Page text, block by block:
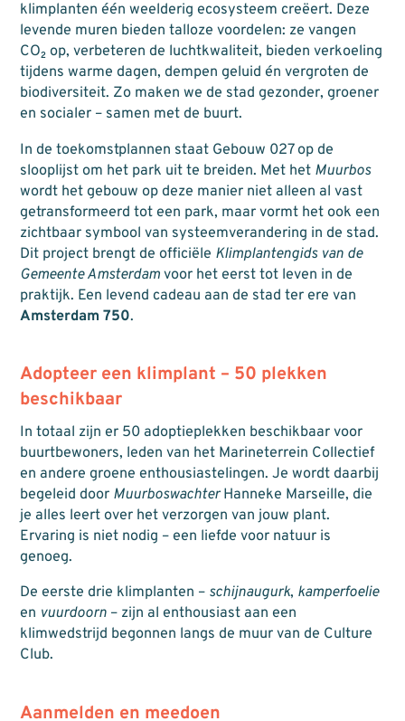
klimplanten één weelderig ecosysteem creëert. Deze
levende muren bieden talloze voordelen: ze vangen
CO₂ op, verbeteren de luchtkwaliteit, bieden verkoeling
tijdens warme dagen, dempen geluid én vergroten de
biodiversiteit. Zo maken we de stad gezonder, groener
en socialer – samen met de buurt.
In de toekomstplannen staat Gebouw 027 op de
slooplijst om het park uit te breiden. Met het Muurbos
wordt het gebouw op deze manier niet alleen al vast
getransformeerd tot een park, maar vormt het ook een
zichtbaar symbool van systeemverandering in de stad.
Dit project brengt de officiële Klimplantengids van de
Gemeente Amsterdamvoor het eerst tot leven in de
praktijk. Een levend cadeau aan de stad ter ere van
Amsterdam 750.
Adopteer een klimplant – 50 plekken
beschikbaar
In totaal zijn er 50 adoptieplekken beschikbaar voor
buurtbewoners, leden van het Marineterrein Collectief
en andere groene enthousiastelingen. Je wordt daarbij
begeleid door MuurboswachterHanneke Marseille, die
je alles leert over het verzorgen van jouw plant.
Ervaring is niet nodig – een liefde voor natuur is
genoeg.
De eerste drie klimplanten – schijnaugurk, kamperfoelie
en vuurdoorn– zijn al enthousiast aan een
klimwedstrijd begonnen langs de muur van de Culture
Club.
Aanmelden en meedoen